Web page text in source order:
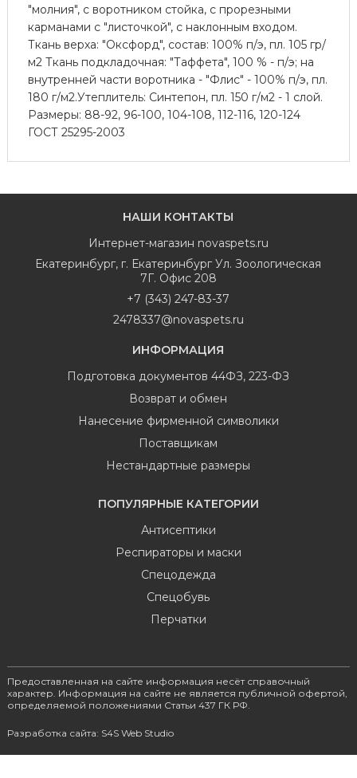
"молния", с воротником стойка, с прорезными
карманами с "листочкой", с наклонным входом.
Ткань верха: "Оксфорд", состав: 100% п/э, пл. 105 гр/
м2 Ткань подкладочная: "Таффета", 100 % - п/э; на
внутренней части воротника - "Флис" - 100% п/э, пл.
180 г/м2.Утеплитель: Синтепон, пл. 150 г/м2 - 1 слой.
Размеры: 88-92, 96-100, 104-108, 112-116, 120-124
ГОСТ 25295-2003
НАШИ КОНТАКТЫ
Интернет-магазин novaspets.ru
Екатеринбург, г. Екатеринбург Ул. Зоологическая
7Г. Офис 208
+7 (343) 247-83-37
2478337@novaspets.ru
ИНФОРМАЦИЯ
Подготовка документов 44ФЗ, 223-ФЗ
Возврат и обмен
Нанесение фирменной символики
Поставщикам
Нестандартные размеры
ПОПУЛЯРНЫЕ КАТЕГОРИИ
Антисептики
Респираторы и маски
Спецодежда
Спецобувь
Перчатки
Предоставленная на сайте информация несёт справочный
характер. Информация на сайте не является публичной офертой,
определяемой положениями Статьи 437 ГК РФ.
Разработка сайта: S4S Web Studio